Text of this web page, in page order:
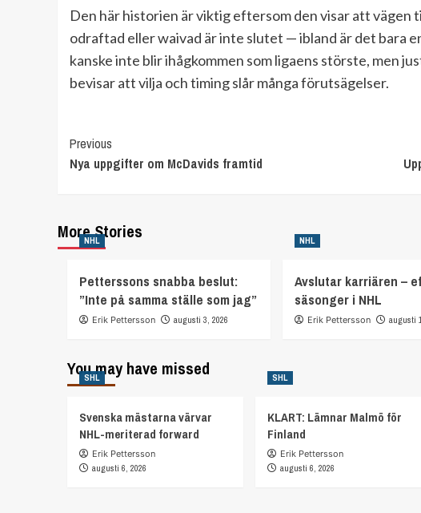
Den här historien är viktig eftersom den visar att vägen
odraftad eller waivad är inte slutet — ibland är det bara
kanske inte blir ihågkommen som ligaens störste, men
bevisar att vilja och timing slår många förutsägelser.
Continue
Reading
Previous
Nya uppgifter om McDavids framtid
More Stories
NHL
Petterssons snabba beslut:
”Inte på samma ställe som jag”
Erik Pettersson augusti 3, 2026
NHL
Avslutar karriären –
säsonger i NHL
Erik Pettersson augusti
You may have missed
SHL
Svenska mästarna värvar
NHL-meriterad forward
Erik Pettersson
augusti 6, 2026
SHL
KLART: Lämnar Malmö för
Finland
Erik Pettersson
augusti 6, 2026